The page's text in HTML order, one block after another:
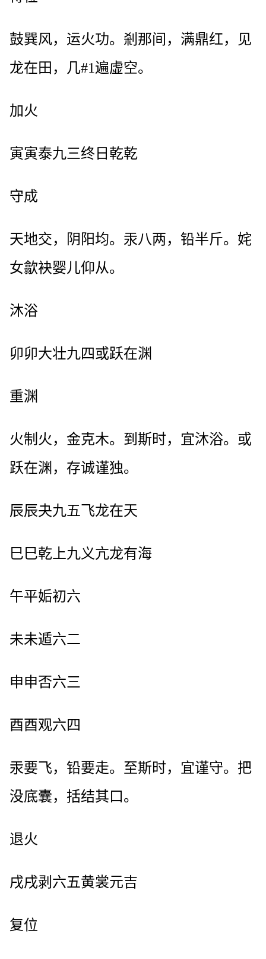
鼓巽风，运火功。剎那间，满鼎红，见
龙在田，几#1遍虚空。
加火
寅寅泰九三终日乾乾
守成
天地交，阴阳均。汞八两，铅半斤。姹
女歙袂婴儿仰从。
沐浴
卯卯大壮九四或跃在渊
重渊
火制火，金克木。到斯时，宜沐浴。或
跃在渊，存诚谨独。
辰辰夬九五飞龙在天
巳巳乾上九义亢龙有海
午平姤初六
未未遁六二
申申否六三
酉酉观六四
汞要飞，铅要走。至斯时，宜谨守。把
没底囊，括结其口。
退火
戌戌剥六五黄裳元吉
复位